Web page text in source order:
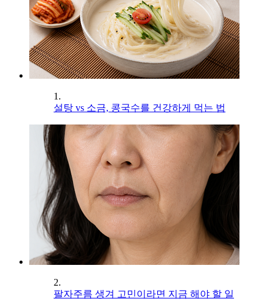
1.
설탕 vs 소금, 콩국수를 건강하게 먹는 법
2.
팔자주름 생겨 고민이라면 지금 해야 할 일